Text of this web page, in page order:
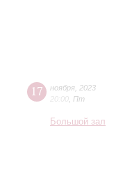
17 ноября 2023
20:00 Пт
Большой зал